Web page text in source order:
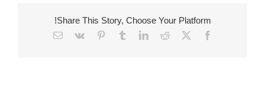
Share This Story, Choose Your Platform!
Facebook
X
Reddit
LinkedIn
Tumblr
Pinterest
Vk
Email